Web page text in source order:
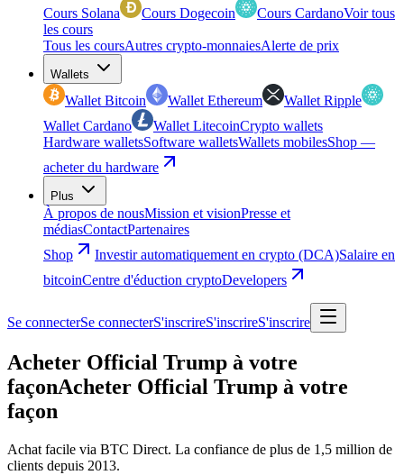
Cours Solana
Cours Dogecoin Cours CardanoVoir tous
les cours
Tous les coursAutres crypto-monnaiesAlerte de prix
Wallets
Wallet Bitcoin Wallet Ethereum
Wallet Ripple
Wallet Cardano
Wallet LitecoinCrypto wallets
Hardware walletsSoftware walletsWallets mobilesShop —
acheter du hardware
Plus
À propos de nousMission et visionPresse et
médiasContactPartenaires
Shop
Investir automatiquement en crypto (DCA)Salaire en
bitcoinCentre d'éduction cryptoDevelopers
Se connecterSe connecterS'inscrireS'inscrireS'inscrire
Acheter Official Trump à votre
façonAcheter Official Trump à votre
façon
Achat facile via BTC Direct. La confiance de plus de 1,5 million de
clients depuis 2013.